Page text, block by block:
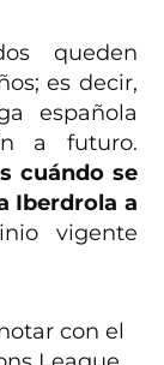
queden
es decir,
española
a futuro.
cuándo se
Iberdrola a
vigente